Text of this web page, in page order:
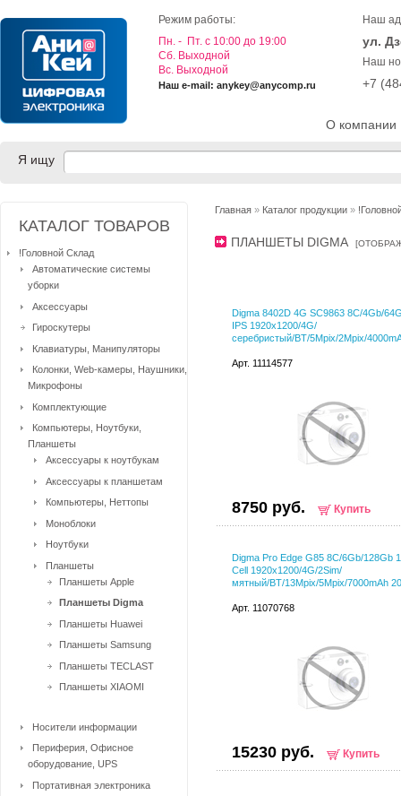
О компании
Режим работы:
Пн. - Пт. с 10:00 до 19:00
Cб. Выходной
Вс. Выходной
Наш e-mail: anykey@anycomp.ru
Наш
ул.
Наш
+7
Я ищу
Главная » Каталог продукции »
ПЛАНШЕТЫ DIGMA [
Digma 8402D 4G SC9863 8C/4Gb/
IPS 1920x1200/4G/
серебристый/BT/5Mpix/2Mpix/
Арт. 11114577
8750 руб. Купить
Digma Pro Edge G85 8C/6Gb/128Gb
Cell 1920x1200/4G/2Sim/
мятный/BT/13Mpix/5Mpix/7000mAh
Арт. 11070768
15230 руб. Купить
КАТАЛОГ ТОВАРОВ
!Головной Склад
Автоматические системы
уборки
Аксессуары
Гироскутеры
Клавиатуры, Манипуляторы
Колонки, Web-камеры, Наушники,
Микрофоны
Комплектующие
Компьютеры, Ноутбуки,
Планшеты
Аксессуары к ноутбукам
Аксессуары к планшетам
Компьютеры, Неттопы
Моноблоки
Ноутбуки
Планшеты
Планшеты Apple
Планшеты Digma
Планшеты Huawei
Планшеты Samsung
Планшеты TECLAST
Планшеты XIAOMI
Носители информации
Периферия, Офисное
оборудование, UPS
Портативная электроника